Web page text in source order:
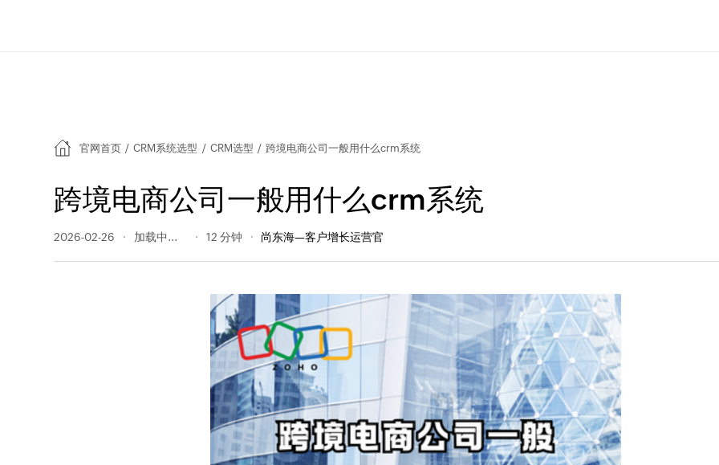
官网首页 / CRM系统选型 / CRM选型 / 跨境电商公司一般用什么crm系统
跨境电商公司一般用什么crm系统
2026-02-26 191 阅读量 12 分钟 尚东海—客户增长运营官